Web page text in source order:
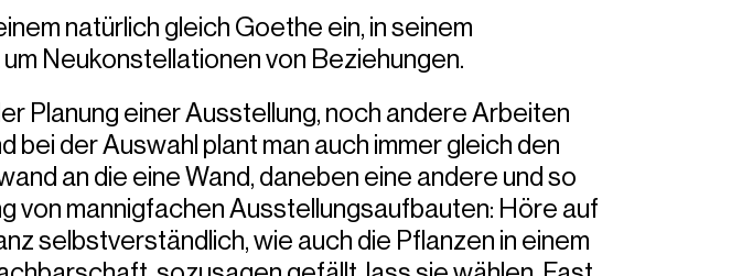
natürlich gleich Goethe ein, in seinem
Neukonstellationen von Beziehungen.
Planung einer Ausstellung, noch andere Arbeiten
bei der Auswahl plant man auch immer gleich den
an die eine Wand, daneben eine andere und so
von mannigfachen Ausstellungsaufbauten: Höre auf
selbstverständlich, wie auch die Pflanzen in einem